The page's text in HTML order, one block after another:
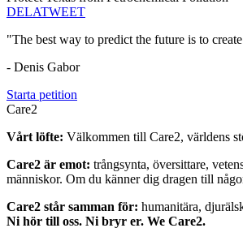
DELATWEET
"The best way to predict the future is to
- Denis Gabor
Starta petition
Care2
Vårt löfte: Välkommen till Care2, världens
Care2 är emot: trångsynta, översittare,
människor. Om du känner dig dragen till
Care2 står samman för: humanitära,
Ni hör till oss. Ni bryr er. We Care2.